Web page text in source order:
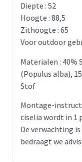
Diepte : 52
Hoogte : 88,5
Zithoogte : 65
Voor outdoor
Materialen : 40%
(Populus alba),
Stof
Montage-
ciselia wordt in 1
De verwachting
bedraagt we